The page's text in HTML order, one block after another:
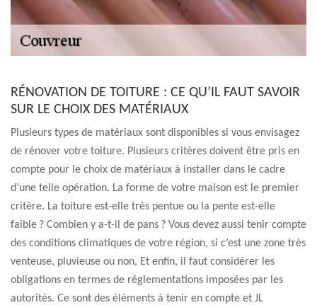
RÉNOVATION DE TOITURE : CE QU’IL FAUT SAVOIR
SUR LE CHOIX DES MATÉRIAUX
Plusieurs types de matériaux sont disponibles si vous envisagez
de rénover votre toiture. Plusieurs critères doivent être pris en
compte pour le choix de matériaux à installer dans le cadre
d’une telle opération. La forme de votre maison est le premier
critère. La toiture est-elle très pentue ou la pente est-elle
faible ? Combien y a-t-il de pans ? Vous devez aussi tenir compte
des conditions climatiques de votre région, si c’est une zone très
venteuse, pluvieuse ou non, Et enfin, il faut considérer les
obligations en termes de réglementations imposées par les
autorités. Ce sont des éléments à tenir en compte et JL